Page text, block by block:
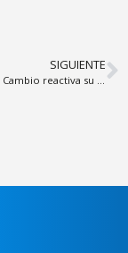
SIGUIENTE